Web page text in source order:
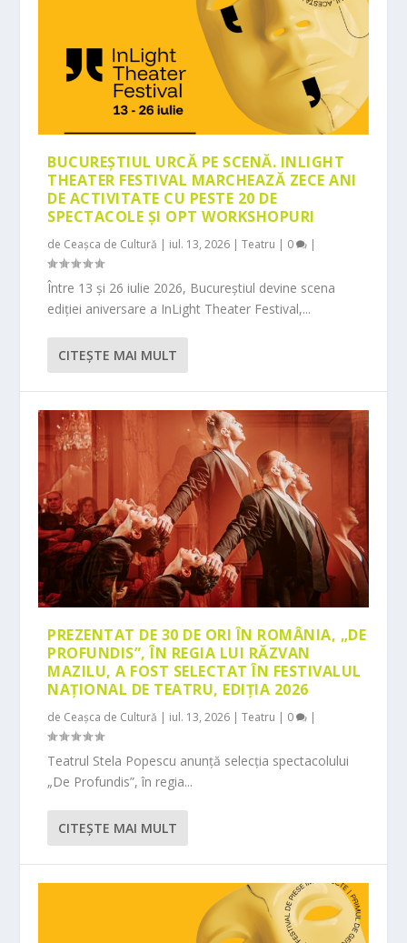
BUCUREȘTIUL URCĂ PE SCENĂ. INLIGHT
THEATER FESTIVAL MARCHEAZĂ ZECE ANI
DE ACTIVITATE CU PESTE 20 DE
SPECTACOLE ȘI OPT WORKSHOPURI
de Ceașca de Cultură | iul. 13, 2026 |Teatru | 0 |
Între 13 și 26 iulie 2026, Bucureștiul devine scena
ediției aniversare a InLight Theater Festival,...
CITEŞTE MAI MULT
PREZENTAT DE 30 DE ORI ÎN ROMÂNIA, „DE
PROFUNDIS”, ÎN REGIA LUI RĂZVAN
MAZILU, A FOST SELECTAT ÎN FESTIVALUL
NAȚIONAL DE TEATRU, EDIȚIA 2026
de Ceașca de Cultură | iul. 13, 2026 |Teatru | 0 |
Teatrul Stela Popescu anunță selecția spectacolului
„De Profundis”, în regia...
CITEŞTE MAI MULT